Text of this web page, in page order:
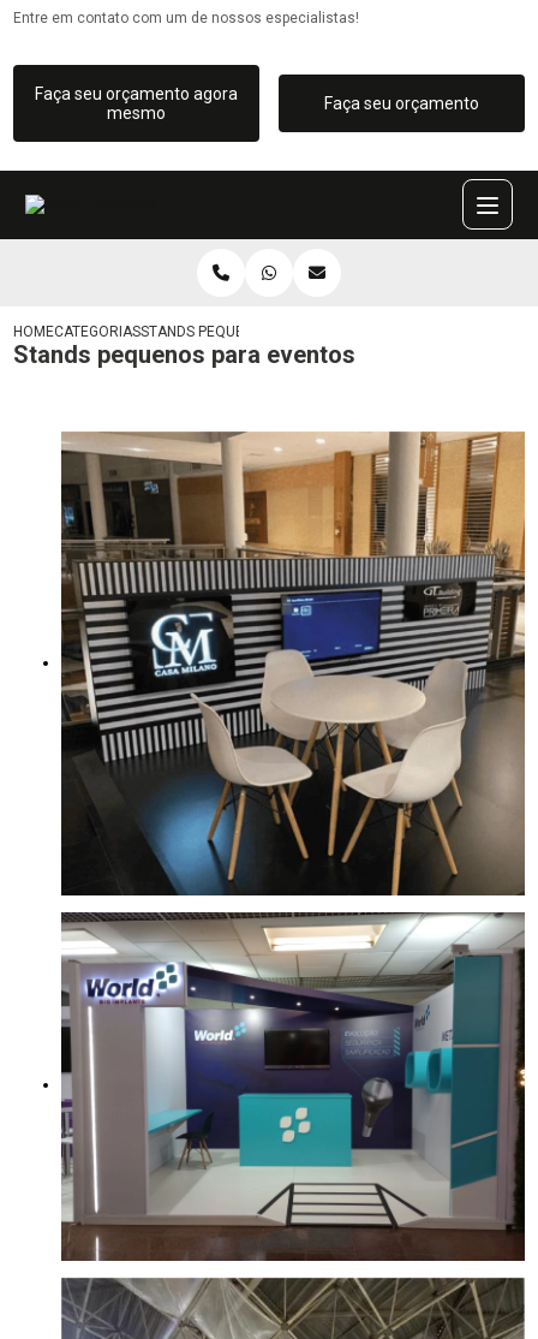
Entre em contato com um de nossos especialistas!
Faça seu orçamento agora
mesmo
Faça seu orçamento
HOMECATEGORIASSTANDS PEQUENOS PARA EVENTOS
Stands pequenos para eventos